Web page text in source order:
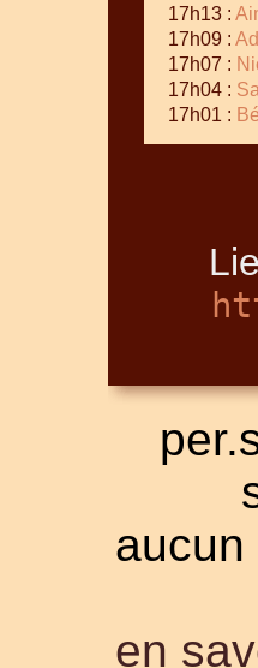
17h13 :
17h09 :
17h07 :
17h04 :
17h01 :
aucun
en